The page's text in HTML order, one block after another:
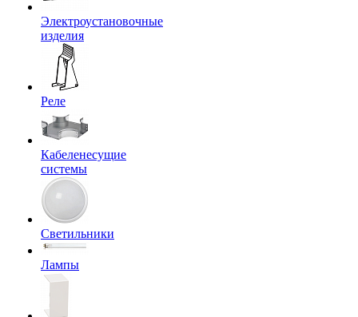
Электроустановочные
изделия
Реле
Кабеленесущие
системы
Светильники
Лампы